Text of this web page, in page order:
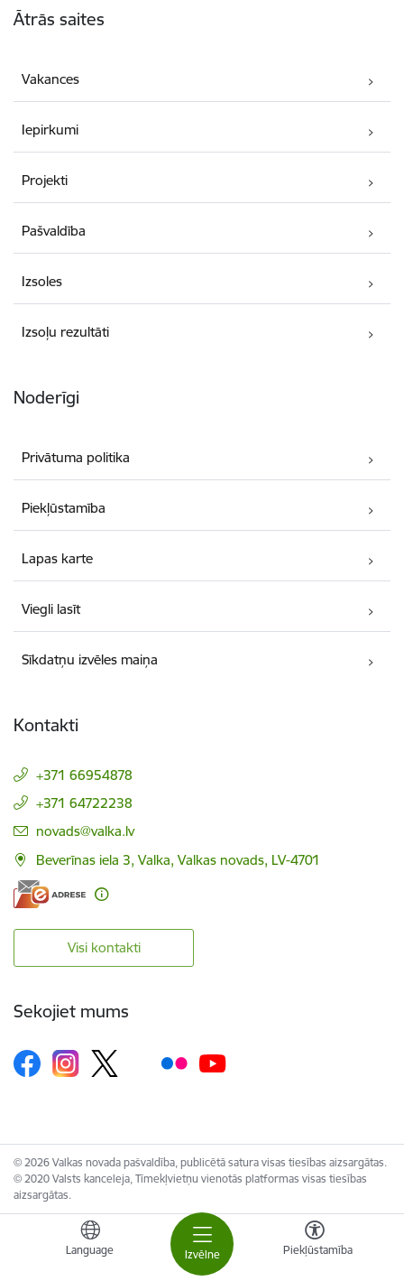
Izvēlne
Language Piekļūstamība
Ātrās saites
Vakances
Iepirkumi
Projekti
Pašvaldība
Izsoles
Izsoļu rezultāti
Noderīgi
Privātuma politika
Piekļūstamība
Lapas karte
Viegli lasīt
Sīkdatņu izvēles maiņa
Kontakti
+371 66954878
+371 64722238
E-pasts:
novads@valka.lv
Beverīnas iela 3, Valka, Valkas novads, LV-4701
Visi kontakti
Sekojiet mums
© 2026 Valkas novada pašvaldība, publicētā satura visas tiesības aizsargātas.
© 2020 Valsts kanceleja, Tīmekļvietņu vienotās platformas visas tiesības
aizsargātas.